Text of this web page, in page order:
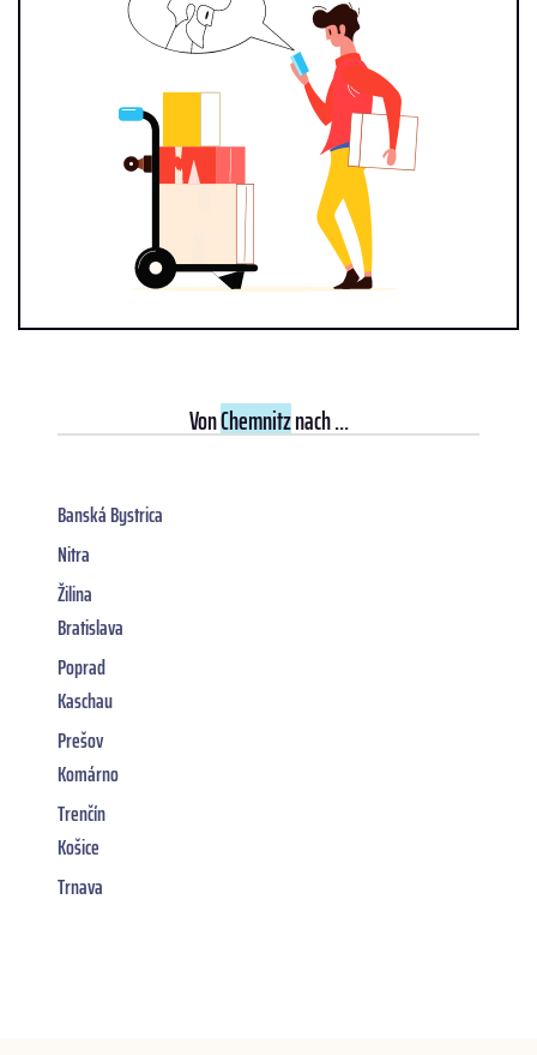
VonChemnitznach ...
Banská Bystrica
Nitra
Žilina
Bratislava
Poprad
Kaschau
Prešov
Komárno
Trenčín
Košice
Trnava